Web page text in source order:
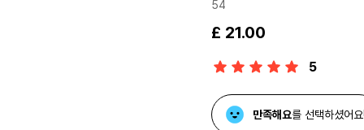
54
£ 21.00
5
만족해요를 선택하셨어